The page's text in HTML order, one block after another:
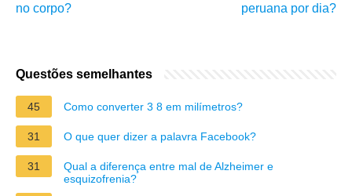
no corpo?
peruana por dia?
Questões semelhantes
45 Como converter 3 8 em milímetros?
31 O que quer dizer a palavra Facebook?
31
Qual a diferença entre mal de Alzheimer e
esquizofrenia?